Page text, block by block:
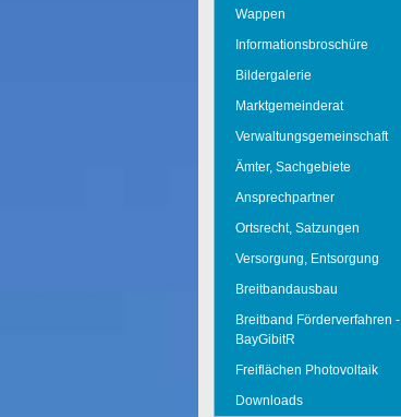
Wappen
Informationsbroschüre
Bildergalerie
Marktgemeinderat
Verwaltungsgemeinschaft
Ämter, Sachgebiete
Ansprechpartner
Ortsrecht, Satzungen
Versorgung, Entsorgung
Breitbandausbau
Breitband Förderverfahren -
BayGibitR
Freiflächen Photovoltaik
Downloads